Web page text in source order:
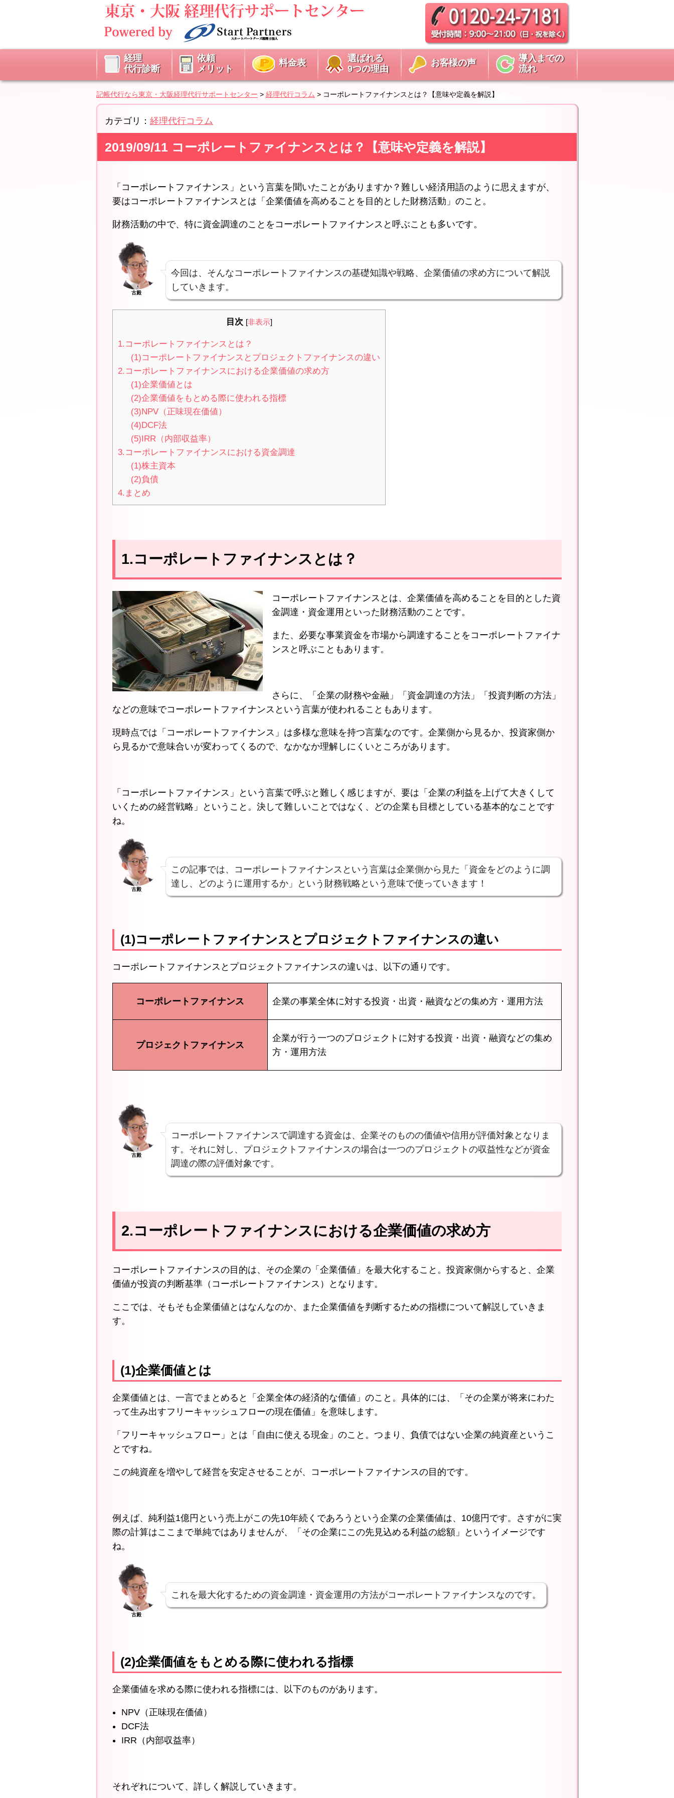
経理
代行診断
依頼
メリット
料金表
選ばれる
9つの理由
お客様の声
導入までの
流れ
記帳代行なら東京・大阪経理代行サポートセンター > 経理代行コラム > コーポレートファイナンスとは？【意味や定義を解説】
カテゴリ： 経理代行コラム
2019/09/11 コーポレートファイナンスとは？【意味や定義を解説】
「コーポレートファイナンス」という言葉を聞いたことがありますか？難しい経済用語のように思えますが、
要はコーポレートファイナンスとは「企業価値を高めることを目的とした財務活動」のこと。
財務活動の中で、特に資金調達のことをコーポレートファイナンスと呼ぶことも多いです。
古殿
今回は、そんなコーポレートファイナンスの基礎知識や戦略、企業価値の求め方について解説
していきます。
目次 [非表示]
1.コーポレートファイナンスとは？
(1)コーポレートファイナンスとプロジェクトファイナンスの違い
2.コーポレートファイナンスにおける企業価値の求め方
(1)企業価値とは
(2)企業価値をもとめる際に使われる指標
(3)NPV（正味現在価値）
(4)DCF法
(5)IRR（内部収益率）
3.コーポレートファイナンスにおける資金調達
(1)株主資本
(2)負債
4.まとめ
1.コーポレートファイナンスとは？
コーポレートファイナンスとは、企業価値を高めることを目的とした資
金調達・資金運用といった財務活動のことです。
また、必要な事業資金を市場から調達することをコーポレートファイナ
ンスと呼ぶこともあります。
さらに、「企業の財務や金融」「資金調達の方法」「投資判断の方法」
などの意味でコーポレートファイナンスという言葉が使われることもあります。
現時点では「コーポレートファイナンス」は多様な意味を持つ言葉なのです。企業側から見るか、投資家側か
ら見るかで意味合いが変わってくるので、なかなか理解しにくいところがあります。
「コーポレートファイナンス」という言葉で呼ぶと難しく感じますが、要は「企業の利益を上げて大きくして
いくための経営戦略」ということ。決して難しいことではなく、どの企業も目標としている基本的なことです
ね。
古殿
この記事では、コーポレートファイナンスという言葉は企業側から見た「資金をどのように調
達し、どのように運用するか」という財務戦略という意味で使っていきます！
(1)コーポレートファイナンスとプロジェクトファイナンスの違い
コーポレートファイナンスとプロジェクトファイナンスの違いは、以下の通りです。
コーポレートファイナンス 企業の事業全体に対する投資・出資・融資などの集め方・運用方法
プロジェクトファイナンス
企業が行う一つのプロジェクトに対する投資・出資・融資などの集め
方・運用方法
古殿
コーポレートファイナンスで調達する資金は、企業そのものの価値や信用が評価対象となりま
す。それに対し、プロジェクトファイナンスの場合は一つのプロジェクトの収益性などが資金
調達の際の評価対象です。
2.コーポレートファイナンスにおける企業価値の求め方
コーポレートファイナンスの目的は、その企業の「企業価値」を最大化すること。投資家側からすると、企業
価値が投資の判断基準（コーポレートファイナンス）となります。
ここでは、そもそも企業価値とはなんなのか、また企業価値を判断するための指標について解説していきま
す。
(1)企業価値とは
企業価値とは、一言でまとめると「企業全体の経済的な価値」のこと。具体的には、「その企業が将来にわた
って生み出すフリーキャッシュフローの現在価値」を意味します。
「フリーキャッシュフロー」とは「自由に使える現金」のこと。つまり、負債ではない企業の純資産というこ
とですね。
この純資産を増やして経営を安定させることが、コーポレートファイナンスの目的です。
例えば、純利益1億円という売上がこの先10年続くであろうという企業の企業価値は、10億円です。さすがに実
際の計算はここまで単純ではありませんが、「その企業にこの先見込める利益の総額」というイメージです
ね。
古殿
これを最大化するための資金調達・資金運用の方法がコーポレートファイナンスなのです。
(2)企業価値をもとめる際に使われる指標
企業価値を求める際に使われる指標には、以下のものがあります。
NPV（正味現在価値）
DCF法
IRR（内部収益率）
それぞれについて、詳しく解説していきます。